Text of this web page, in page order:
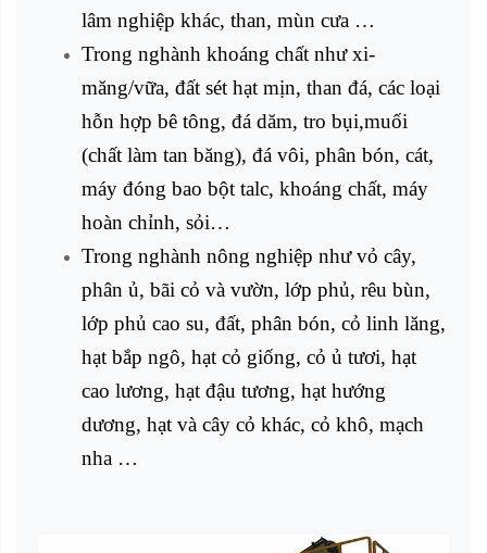
lâm nghiệp khác, than, mùn cưa …
Trong nghành khoáng chất như xi-
măng/vữa, đất sét hạt mịn, than đá, các loại
hỗn hợp bê tông, đá dăm, tro bụi,muối
(chất làm tan băng), đá vôi, phân bón, cát,
máy đóng bao bột talc, khoáng chất, máy
hoàn chỉnh, sỏi…
Trong nghành nông nghiệp như vỏ cây,
phân ủ, bãi cỏ và vườn, lớp phủ, rêu bùn,
lớp phủ cao su, đất, phân bón, cỏ linh lăng,
hạt bắp ngô, hạt cỏ giống, cỏ ủ tươi, hạt
cao lương, hạt đậu tương, hạt hướng
dương, hạt và cây cỏ khác, cỏ khô, mạch
nha …